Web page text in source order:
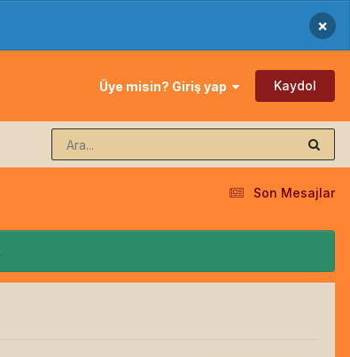
×
Üye misin? Giriş yap Kaydol
Son Mesajlar